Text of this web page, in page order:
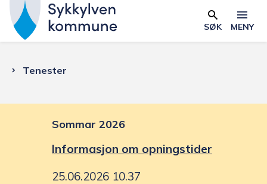
k
v
e
k
o
Skjema
SØK MENY
Du Tenester
Sommar 2026
Informasjon om opningstider
25.06.2026 10.37